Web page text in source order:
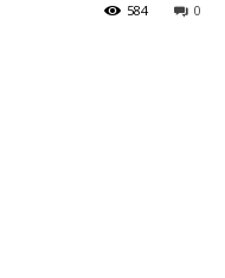
0
584